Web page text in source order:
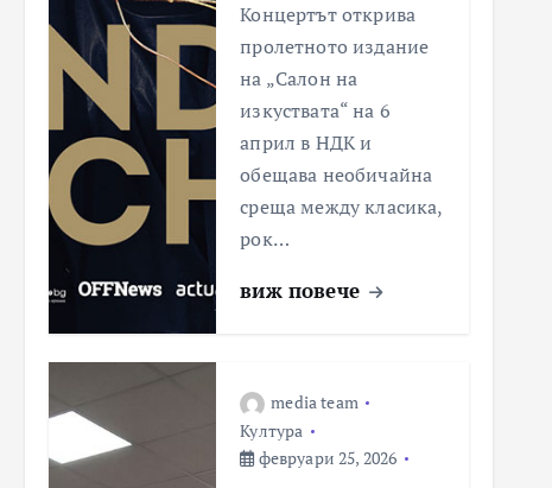
Концертът открива
пролетното издание
на „Салон на
изкуствата“ на 6
април в НДК и
обещава необичайна
среща между класика,
рок…
виж повече
media team
Култура
февруари 25, 2026